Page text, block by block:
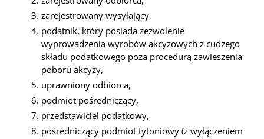
zarejestrowany wysyłający,
podatnik, który posiada zezwolenie
wyprowadzenia wyrobów akcyzowych z cudzego
składu podatkowego poza procedurą zawieszenia
poboru akcyzy,
uprawniony odbiorca,
podmiot pośredniczący,
przedstawiciel podatkowy,
pośredniczący podmiot tytoniowy (z wyłączeniem